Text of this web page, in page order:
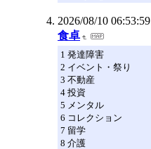
2026/08/10 06:53:59
食卓
1 発達障害
2 イベント・祭り
3 不動産
4 投資
5 メンタル
6 コレクション
7 留学
8 介護